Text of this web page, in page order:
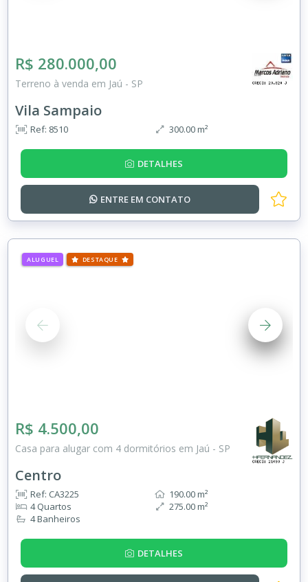
R$ 280.000,00
Terreno à venda em Jaú - SP
Vila Sampaio
Ref: 8510 300.00 m²
DETALHES
ENTRE EM CONTATO
ALUGUEL DESTAQUE
R$ 4.500,00
Casa para alugar com 4 dormitórios em Jaú - SP
Centro
Ref: CA3225
4 Quartos
4 Banheiros
190.00 m²
275.00 m²
DETALHES